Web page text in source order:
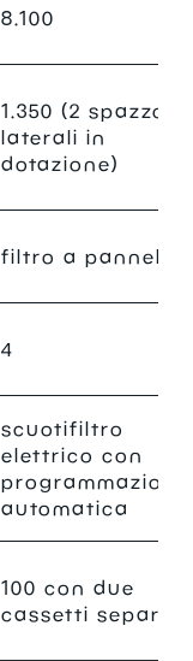
8.100
1.350 (2 spazzole
laterali in
dotazione)
filtro a pannello
4
scuotifiltro
elettrico con
programmazione
automatica
100 con due
cassetti separati